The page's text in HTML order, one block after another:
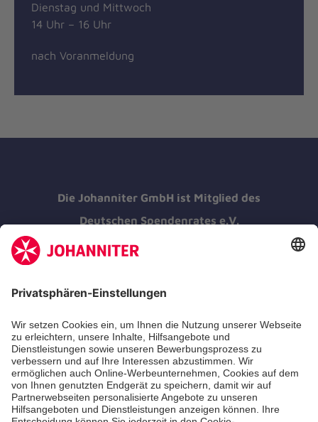
Dienstag und Mittwoch
14 Uhr – 16 Uhr
nach Voranmeldung
Die Johanniter GmbH ist Mitglied des
Deutschen Spendenrates e.V.
Kununu Top Company 2026